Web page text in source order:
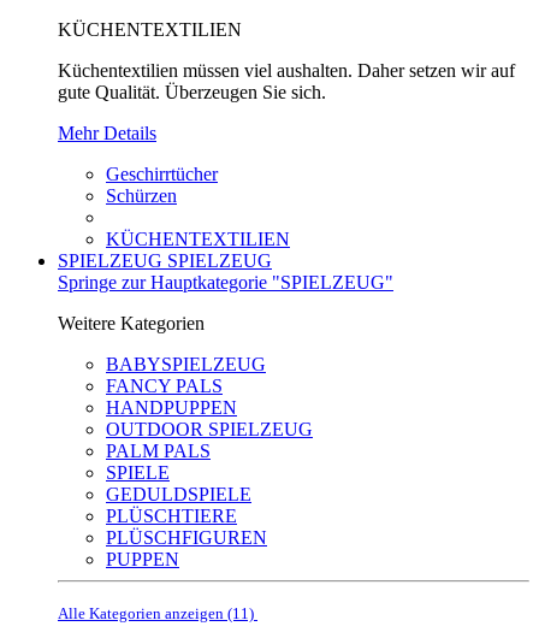
KÜCHENTEXTILIEN
Küchentextilien müssen viel aushalten. Daher setzen wir auf
gute Qualität. Überzeugen Sie sich.
Mehr Details
Geschirrtücher
Schürzen
KÜCHENTEXTILIEN
SPIELZEUG SPIELZEUG
Springe zur Hauptkategorie "SPIELZEUG"
Weitere Kategorien
BABYSPIELZEUG
FANCY PALS
HANDPUPPEN
OUTDOOR SPIELZEUG
PALM PALS
SPIELE
GEDULDSPIELE
PLÜSCHTIERE
PLÜSCHFIGUREN
PUPPEN
Alle Kategorien anzeigen (11)